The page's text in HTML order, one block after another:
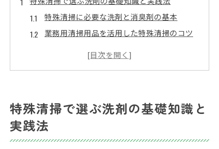
特殊清掃に必要な洗剤と消臭剤の基本
業務用清掃用品を活用した特殊清掃のコツ
アルカリ性洗剤の特長と選定ポイント解説
消臭剤販売店で選ぶ特殊清掃の必須アイテ
ム
血液や体液汚れに強い洗剤の選び方の秘訣
特殊清掃で選ぶ洗剤の基礎知識と
実践法